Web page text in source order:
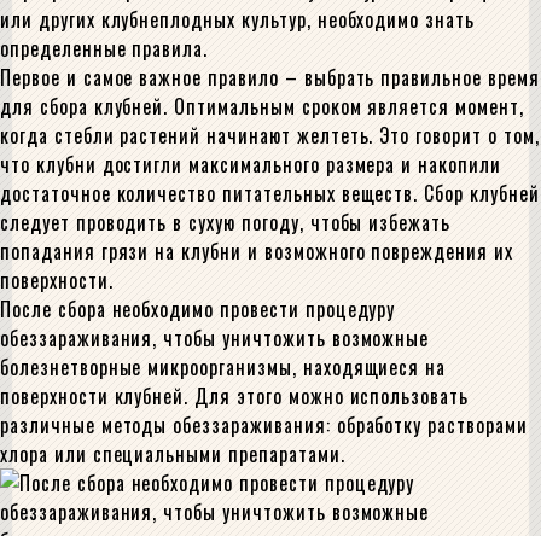
или других клубнеплодных культур, необходимо знать
определенные правила.
Первое и самое важное правило – выбрать правильное время
для сбора клубней. Оптимальным сроком является момент,
когда стебли растений начинают желтеть. Это говорит о том,
что клубни достигли максимального размера и накопили
достаточное количество питательных веществ. Сбор клубней
следует проводить в сухую погоду, чтобы избежать
попадания грязи на клубни и возможного повреждения их
поверхности.
После сбора необходимо провести процедуру
обеззараживания, чтобы уничтожить возможные
болезнетворные микроорганизмы, находящиеся на
поверхности клубней. Для этого можно использовать
различные методы обеззараживания: обработку растворами
хлора или специальными препаратами.